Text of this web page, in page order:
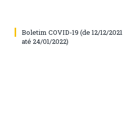
Boletim COVID-19 (de 12/12/2021
até 24/01/2022)